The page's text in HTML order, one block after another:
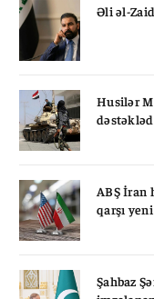
Əli əl-
Husilər
ABŞ İran
qarşı
Şahbaz